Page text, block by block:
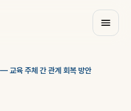
교육 주체 간 관계 회복 방안